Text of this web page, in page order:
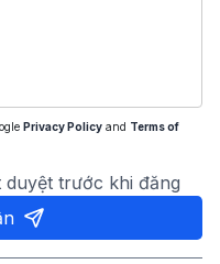
Privacy Policy and Terms of
trước khi đăng